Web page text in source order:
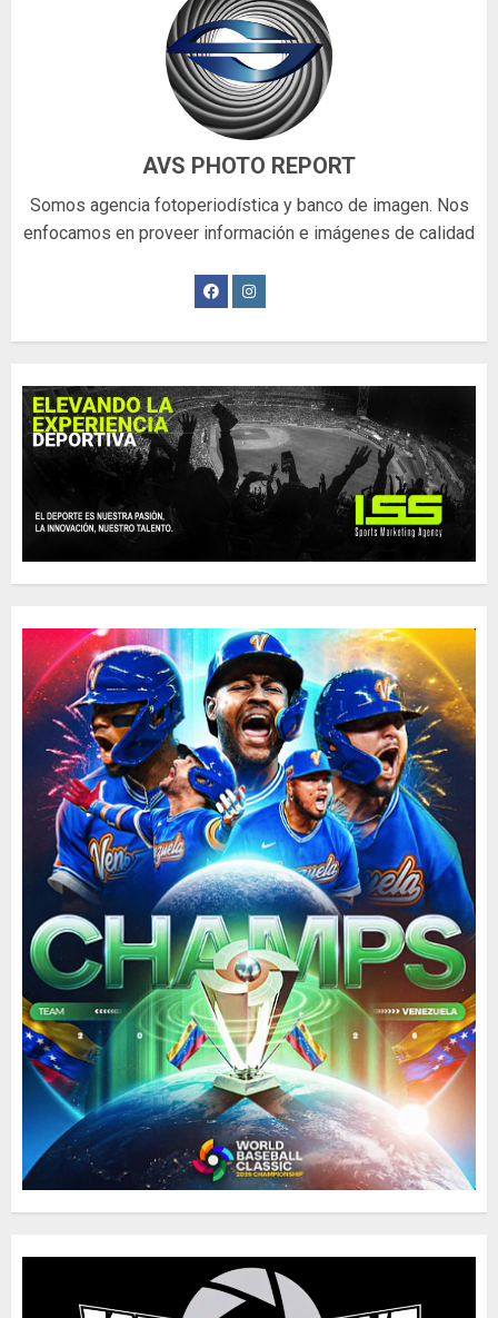
AVS PHOTO REPORT
Somos agencia fotoperiodística y banco de imagen. Nos
enfocamos en proveer información e imágenes de calidad